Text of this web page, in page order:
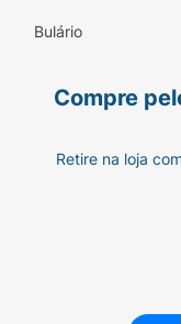
Bulário
Compre
Retire na loja